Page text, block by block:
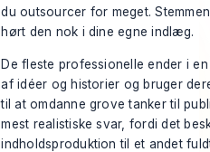
du outsourcer for meget.
hørt den nok i dine egne indlæg.
De fleste professionelle ender i
af idéer og historier og bruger
til at omdanne grove tanker til
mest realistiske svar, fordi det
indholdsproduktion til et andet